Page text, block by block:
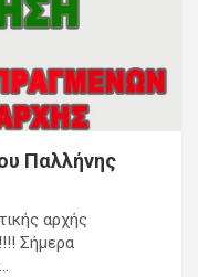
Παλλήνης
αρχής
Σήμερα